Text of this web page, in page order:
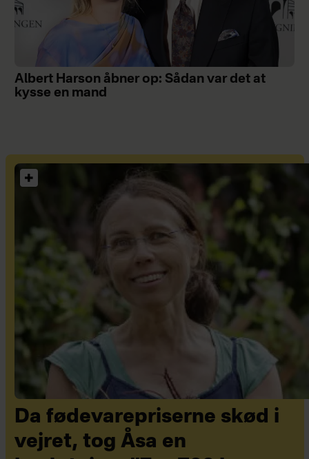
Albert Harson åbner op: Sådan var det at
kysse en mand
Da fødevarepriserne skød i
vejret, tog Åsa en